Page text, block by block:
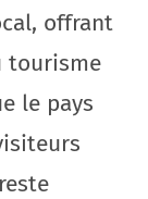
offrant
tourisme
le pays